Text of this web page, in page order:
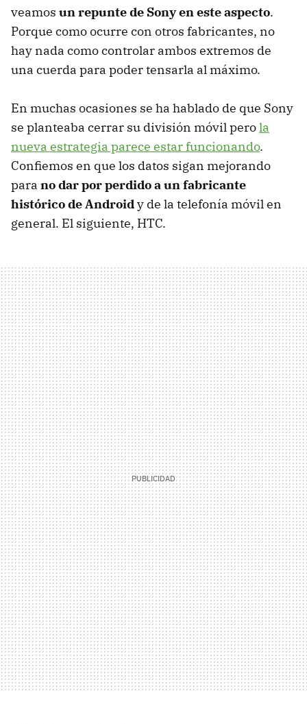
veamos un repunte de Sony en este aspecto.
Porque como ocurre con otros fabricantes, no
hay nada como controlar ambos extremos de
una cuerda para poder tensarla al máximo.
En muchas ocasiones se ha hablado de que Sony
se planteaba cerrar su división móvil perola
nueva estrategia parece estar funcionando.
Confiemos en que los datos sigan mejorando
para no dar por perdido a un fabricante
histórico de Androidy de la telefonía móvil en
general. El siguiente, HTC.